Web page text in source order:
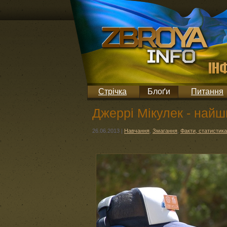
Стрічка Блоґи Питання
Джеррі Мікулек -
26.06.2013 | Навчання Змагання Факти,